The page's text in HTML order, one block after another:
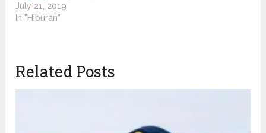
July 21, 2019
In "Hiburan"
Related Posts